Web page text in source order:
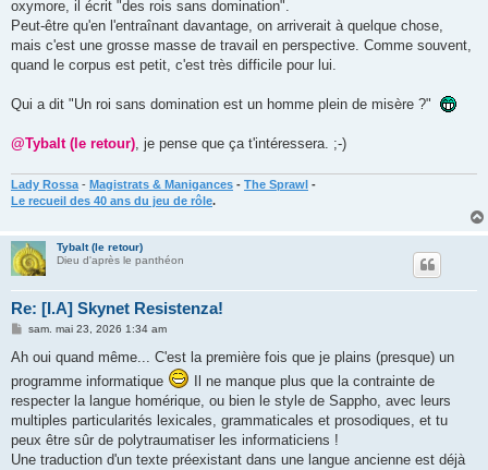
oxymore, il écrit "des rois sans domination".
Peut-être qu'en l'entraînant davantage, on arriverait à quelque chose,
mais c'est une grosse masse de travail en perspective. Comme souvent,
quand le corpus est petit, c'est très difficile pour lui.
Qui a dit "Un roi sans domination est un homme plein de misère ?"
@Tybalt (le retour), je pense que ça t'intéressera. ;-)
Lady Rossa - Magistrats & Manigances - The Sprawl -
Le recueil des 40 ans du jeu de rôle.
Tybalt (le retour)
Dieu d'après le panthéon
Re: [I.A] Skynet Resistenza!
M
s
a
e
sam. mai 23, 2026 1:34 am
Ah oui quand même... C'est la première fois que je plains (presque) un
programme informatique
Il ne manque plus que la contrainte de
respecter la langue homérique, ou bien le style de Sappho, avec leurs
multiples particularités lexicales, grammaticales et prosodiques, et tu
peux être sûr de polytraumatiser les informaticiens !
Une traduction d'un texte préexistant dans une langue ancienne est déjà